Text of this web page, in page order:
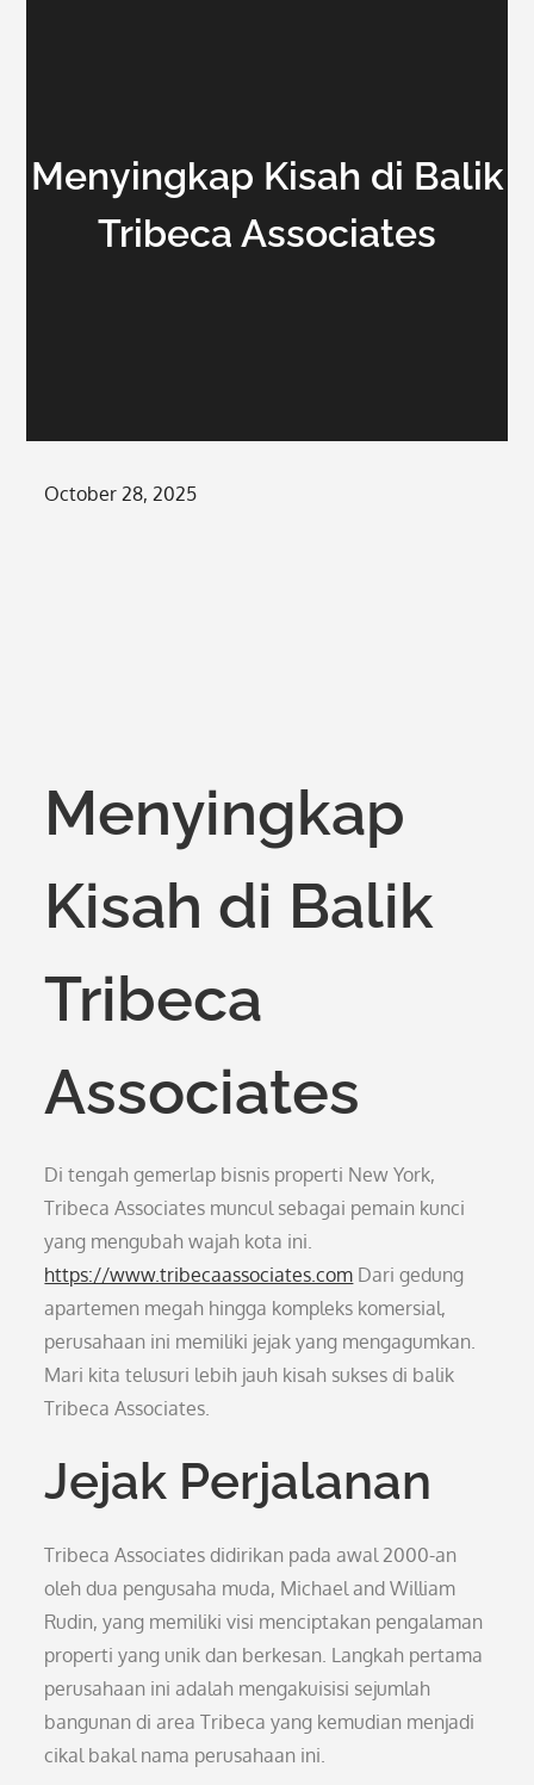
Menyingkap Kisah di Balik
Tribeca Associates
Posted
October 28, 2025
Menyingkap
Kisah di Balik
Tribeca
Associates
Di tengah gemerlap bisnis properti New York,
Tribeca Associates muncul sebagai pemain kunci
yang mengubah wajah kota ini.
https://www.tribecaassociates.com Dari gedung
apartemen megah hingga kompleks komersial,
perusahaan ini memiliki jejak yang mengagumkan.
Mari kita telusuri lebih jauh kisah sukses di balik
Tribeca Associates.
Jejak Perjalanan
Tribeca Associates didirikan pada awal 2000-an
oleh dua pengusaha muda, Michael and William
Rudin, yang memiliki visi menciptakan pengalaman
properti yang unik dan berkesan. Langkah pertama
perusahaan ini adalah mengakuisisi sejumlah
bangunan di area Tribeca yang kemudian menjadi
cikal bakal nama perusahaan ini.